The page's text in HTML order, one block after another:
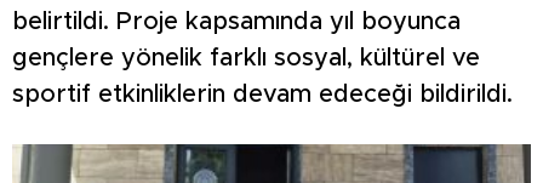
belirtildi. Proje kapsamında yıl boyunca
gençlere yönelik farklı sosyal, kültürel ve
sportif etkinliklerin devam edeceği bildirildi.